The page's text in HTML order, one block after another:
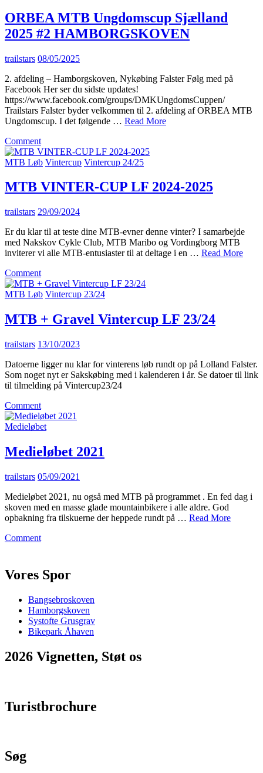
ORBEA MTB Ungdomscup Sjælland
2025 #2 HAMBORGSKOVEN
trailstars 08/05/2025
2. afdeling – Hamborgskoven, Nykøbing Falster Følg med på
Facebook Her ser du sidste updates!
https://www.facebook.com/groups/DMKUngdomsCuppen/
Trailstars Falster byder velkommen til 2. afdeling af ORBEA MTB
Ungdomscup. I det følgende … Read More
Commenton
ORBEA
MTB
Sjælland
2025
HAMBORGSKOVEN
MTB Løb Vintercup Vintercup 24/25
MTB VINTER-CUP LF 2024-2025
trailstars 29/09/2024
Er du klar til at teste dine MTB-evner denne vinter? I samarbejde
med Nakskov Cykle Club, MTB Maribo og Vordingborg MTB
inviterer vi alle MTB-entusiaster til at deltage i en … Read More
Commenton
MTB
VINTER-
LF
2024-
MTB Løb Vintercup 23/24
MTB + Gravel Vintercup LF 23/24
trailstars 13/10/2023
Datoerne ligger nu klar for vinterens løb rundt op på Lolland Falster.
Som noget nyt er Sakskøbing med i kalenderen i år. Se datoer til link
til tilmelding på Vintercup23/24
Commenton
MTB
+
Vintercup
LF
Medieløbet
Medieløbet 2021
trailstars 05/09/2021
Medieløbet 2021, nu også med MTB på programmet . En fed dag i
skoven med en masse glade mountainbikere i alle aldre. God
opbakning fra tilskuerne der heppede rundt på … Read More
Commenton
Vores Spor
Bangsebroskoven
Hamborgskoven
Systofte Grusgrav
Bikepark Åhaven
2026 Vignetten, Støt os
Turistbrochure
Søg